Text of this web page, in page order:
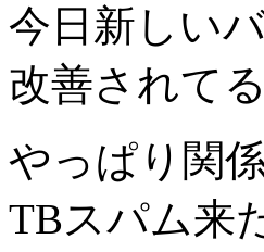
今日新しい
改善されて
やっぱり関
TBスパム来